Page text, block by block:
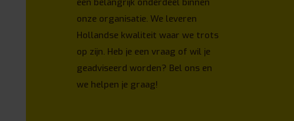
onze organisatie. We leveren
Hollandse kwaliteit waar we trots
op zijn. Heb je een vraag of wil je
geadviseerd worden? Bel ons en
we helpen je graag!